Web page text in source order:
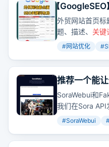
【
SEO优化布局
外贸网站首页标
题、描述、 关键
果？
#网站优化 #
推荐一个能
上线网站接
Web 客户端
SoraWebui和
我们在Sora API
流量。想象一下
们模拟这个过程
#SoraWebui